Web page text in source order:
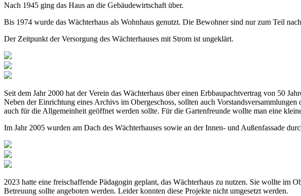
Nach 1945 ging das Haus an die Gebäudewirtschaft über.
Bis 1974 wurde das Wächterhaus als Wohnhaus genutzt. Die Bewohner sind nur zum Teil
Der Zeitpunkt der Versorgung des Wächterhauses mit Strom ist ungeklärt.
Seit dem Jahr 2000 hat der Verein das Wächterhaus über einen Erbbaupachtvertrag von 50
Neben der Einrichtung eines Archivs im Obergeschoss, sollten auch
auch für die Allgemeinheit geöffnet werden sollte. Für die Gartenfreunde wollte man eine
Im Jahr 2005 wurden am Dach des Wächterhauses sowie an der Innen- und Außenfassade
2023 hatte eine freischaffende Pädagogin geplant, das Wächterhaus zu nutzen. Sie wollte im
Betreuung sollte angeboten werden. Leider konnten diese Projekte nicht umgesetzt werden.